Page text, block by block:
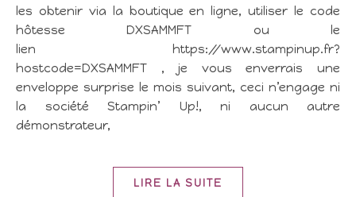
les obtenir via la boutique en ligne, utiliser le code
hôtesse DXSAMMFT ou le
lien https://www.stampinup.fr?
hostcode=DXSAMMFT , je vous enverrais une
enveloppe surprise le mois suivant, ceci n’engage ni
la société Stampin’ Up!, ni aucun autre
démonstrateur,
LIRE LA SUITE